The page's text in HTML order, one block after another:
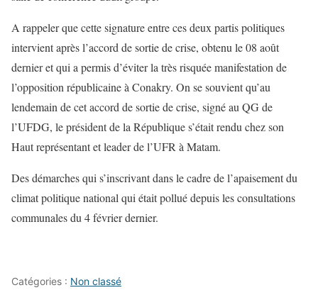
A rappeler que cette signature entre ces deux partis politiques
intervient après l’accord de sortie de crise, obtenu le 08 août
dernier et qui a permis d’éviter la très risquée manifestation de
l’opposition républicaine à Conakry. On se souvient qu’au
lendemain de cet accord de sortie de crise, signé au QG de
l’UFDG, le président de la République s’était rendu chez son
Haut représentant et leader de l’UFR à Matam.
Des démarches qui s’inscrivant dans le cadre de l’apaisement du
climat politique national qui était pollué depuis les consultations
communales du 4 février dernier.
Catégories : Non classé